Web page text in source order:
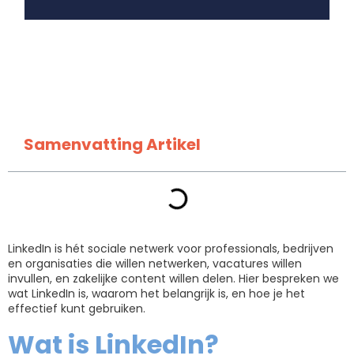
Samenvatting Artikel
LinkedIn is hét sociale netwerk voor professionals, bedrijven
en organisaties die willen netwerken, vacatures willen
invullen, en zakelijke content willen delen. Hier bespreken we
wat LinkedIn is, waarom het belangrijk is, en hoe je het
effectief kunt gebruiken.
Wat is LinkedIn?